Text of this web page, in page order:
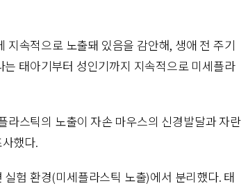
속적으로 노출돼 있음을 감안해, 생애 전 주기
태아기부터 성인기까지 지속적으로 미세플라
스틱의 노출이 자손 마우스의 신경발달과 자란
했다.
험 환경(미세플라스틱 노출)에서 분리했다. 태